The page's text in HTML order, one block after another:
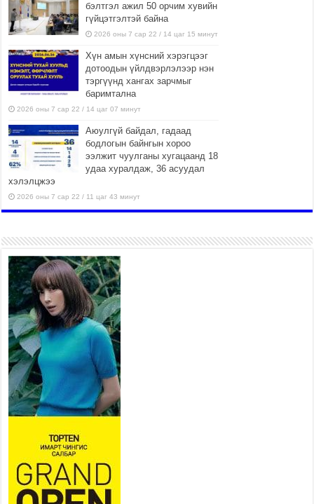
бэлтгэл ажил 50 орчим хувийн
гүйцэтгэлтэй байна
2026 оны 7 сар 22 / 14 цаг 15 минут
Хүн амын хүнсний хэрэгцээг
дотоодын үйлдвэрлэлээр нэн
тэргүүнд хангах зарчмыг
баримтална
2026 оны 7 сар 22 / 14 цаг 07 минут
Аюулгүй байдал, гадаад
бодлогын байнгын хороо
ээлжит чуулганы хугацаанд 18
удаа хуралдаж, 36 асуудал
хэлэлцжээ
2026 оны 7 сар 22 / 11 цаг 43 минут
боломжтой-Хүүхэд хөгжүүлэх
төв” байгуулах төсөлд төр,
хувийн хэвшлийн түншлэлийн хүрээнд хамтран
ажиллахыг урьж байна
2026 оны 7 сар 22 / 9 цаг 28 минут
Б.Пүрэвдагва: “Урт цагаан”-ыг
залуучууд чөлөөт цагаа
өнгөрүүлдэг, жуулчид зорьж
ирдэг цэг болгоно
2026 оны 7 сар 21 / 16 цаг 47 минут
Тусгай замын автобус /BRT/ төслийн удирдах
хорооны ээлжит хуралдаан боллоо
Ерөнхий сайд Н.Учрал БНХАУ-аас Монгол Улсад
суугаа Элчин сайд Шэнь Миньжюанийг хүлээн
авч уулзав
2026 оны 7 сар 21 / 16 цаг 39 минут